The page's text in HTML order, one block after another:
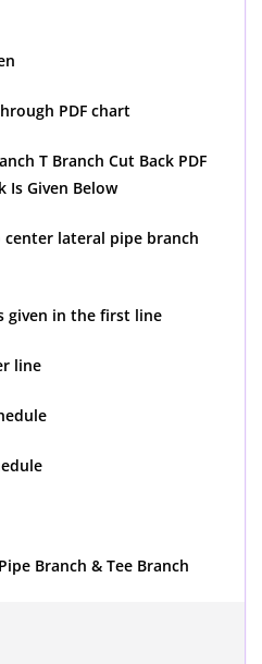
PDF chart
T Branch Cut Back PDF
Is Given Below
lateral pipe branch
given in the first line
line
Branch & Tee Branch